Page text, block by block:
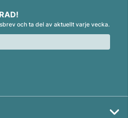
och ta del av aktuellt varje vecka.